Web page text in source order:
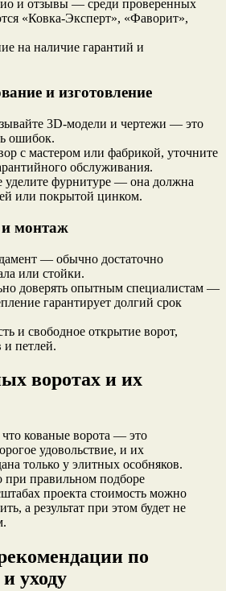
и отзывы — среди проверенных
«Ковка-Эксперт», «Фаворит»,
на наличие гарантий и
и изготовление
3D-модели и чертежи — это
ошибок.
с мастером или фабрикой, уточните
обслуживания.
уделите фурнитуре — она должна
или покрытой цинком.
монтаж
— обычно достаточно
или стойки.
доверять опытным специалистам —
гарантирует долгий срок
и свободное открытие ворот,
и петлей.
воротах и их
кованые ворота — это
удовольствие, и их
только у элитных особняков.
при правильном подборе
проекта стоимость можно
а результат при этом будет не
по
уходу